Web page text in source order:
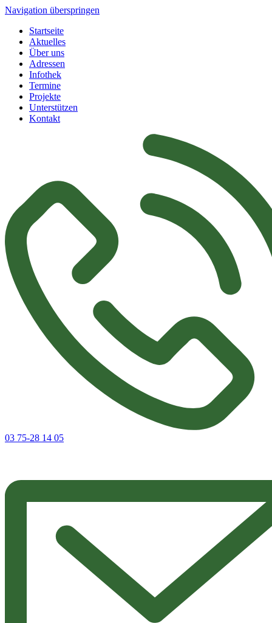
Navigation überspringen
Startseite
Aktuelles
Über uns
Adressen
Infothek
Termine
Projekte
Unterstützen
Kontakt
03 75-28 14 05